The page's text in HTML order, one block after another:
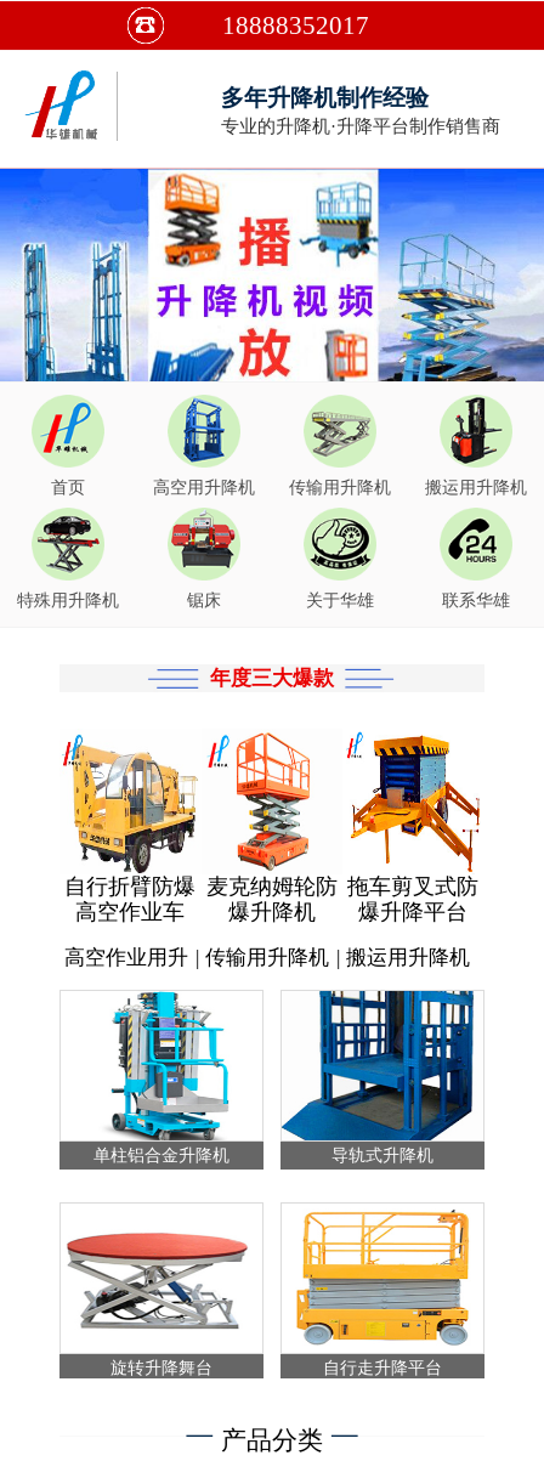
18888352017
多年升降机制作经验
专业的升降机·升降平台制作销售商
首页 高空用升降机 传输用升降机 搬运用升降机
特殊用升降机 锯床 关于华雄 联系华雄
年度三大爆款
自行折臂防爆
高空作业车
麦克纳姆轮防
爆升降机
拖车剪叉式防
爆升降平台
高空作业用升 | 传输用升降机 | 搬运用升降机
单柱铝合金升降机 导轨式升降机
旋转升降舞台 自行走升降平台
产品分类